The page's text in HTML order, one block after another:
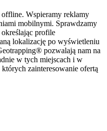
Wspieramy reklamy
mobilnymi. Sprawdzamy
profile
lokalizację po wyświetleniu
pozwalają nam na
w tych miejscach i w
zainteresowanie ofertą